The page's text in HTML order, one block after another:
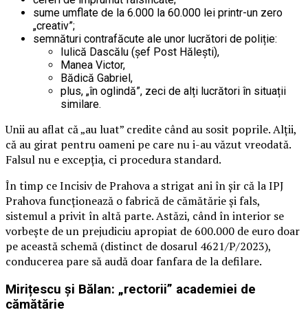
sume umflate de la 6.000 la 60.000 lei printr-un zero
„creativ”;
semnături contrafăcute ale unor lucrători de poliție:
Iulică Dascălu (șef Post Hălești),
Manea Victor,
Bădică Gabriel,
plus, „în oglindă”, zeci de alți lucrători în situații
similare.
Unii au aflat că „au luat” credite când au sosit poprile. Alții,
că au girat pentru oameni pe care nu i-au văzut vreodată.
Falsul nu e excepția, ci procedura standard.
În timp ce Incisiv de Prahova a strigat ani în șir că la IPJ
Prahova funcționează o fabrică de cămătărie și fals,
sistemul a privit în altă parte. Astăzi, când în interior se
vorbește de un prejudiciu apropiat de 600.000 de euro doar
pe această schemă (distinct de dosarul 4621/P/2023),
conducerea pare să audă doar fanfara de la defilare.
Mirițescu și Bălan: „rectorii” academiei de
cămătărie